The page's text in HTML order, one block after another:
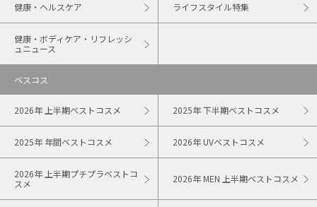
健康・ヘルスケア ライフスタイル特集
健康・ボディケア・リフレッシ
ュニュース
ベスコス
2026年 上半期ベストコスメ 2025年 下半期ベストコスメ
2025年 年間ベストコスメ 2026年 UVベストコスメ
2026年 上半期プチプラベストコ
スメ
2026年 MEN 上半期ベストコスメ